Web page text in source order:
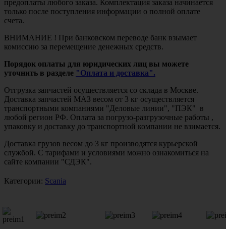
предоплаты любого заказа. Комплектация заказа начинается
только после поступления информации о полной оплате
счета.
ВНИМАНИЕ ! При банковском переводе банк взымает
комиссию за перемещение денежных средств.
Порядок оплаты для юридических лиц вы можете
уточнить в разделе "Оплата и доставка".
Отгрузка запчастей осуществляется со склада в Москве.
Доставка запчастей МАЗ весом от 3 кг осуществляется
транспортными компаниями "Деловые линии", "ПЭК" в
любой регион РФ. Оплата за погрузо-разгрузочные работы ,
упаковку и доставку до транспортной компании не взимается.
Доставка грузов весом до 3 кг производятся курьерской
службой. С тарифами и условиями можно ознакомиться на
сайте компании "СДЭК".
Категории: Scania